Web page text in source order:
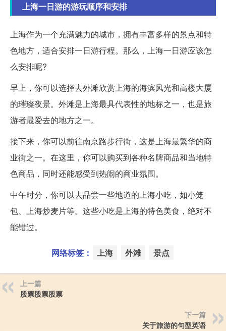
上海一日游的游玩顺序和安排
上海作为一个充满魅力的城市，拥有丰富多样的景点和特
色地方，适合安排一日游行程。那么，上海一日游应该怎
么安排呢?
早上，你可以选择去外滩欣赏上海的海滨风光和高楼大厦
的璀璨夜景。外滩是上海最具代表性的地标之一，也是旅
游者最爱去的地方之一。
接下来，你可以前往南京路步行街，这是上海最繁华的商
业街之一。在这里，你可以购买到各种名牌商品和当地特
色商品，同时还能感受到热闹的商业氛围。
中午时分，你可以去品尝一些地道的上海小吃，如小笼
包、上海炒麦片等。这些小吃是上海的特色美食，绝对不
能错过。
网络标签： 上海 外滩 景点
上一篇
股票股票股票
下一篇
关于旅游的句型英语